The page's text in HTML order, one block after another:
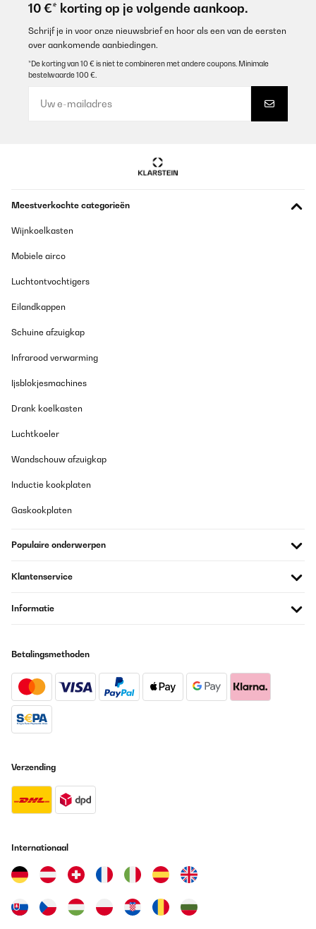
10 €* korting op je volgende aankoop.
Schrijf je in voor onze nieuwsbrief en hoor als een van de eersten
over aankomende aanbiedingen.
*De korting van 10 € is niet te combineren met andere coupons. Minimale
bestelwaarde 100 €.
Meestverkochte categorieën
Wijnkoelkasten
Mobiele airco
Luchtontvochtigers
Eilandkappen
Schuine afzuigkap
Infrarood verwarming
Ijsblokjesmachines
Drank koelkasten
Luchtkoeler
Wandschouw afzuigkap
Inductie kookplaten
Gaskookplaten
Populaire onderwerpen
Klantenservice
Informatie
Betalingsmethoden
Verzending
Internationaal